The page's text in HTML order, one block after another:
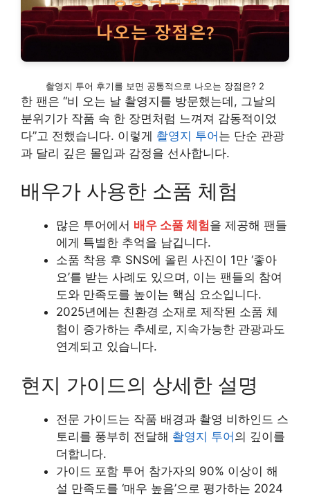
촬영지 투어 후기를 보면 공통적으로 나오는 장점은? 2
한 팬은 “비 오는 날 촬영지를 방문했는데, 그날의
분위기가 작품 속 한 장면처럼 느껴져 감동적이었
다”고 전했습니다. 이렇게 촬영지 투어는 단순 관광
과 달리 깊은 몰입과 감정을 선사합니다.
배우가 사용한 소품 체험
많은 투어에서 배우 소품 체험을 제공해 팬들
에게 특별한 추억을 남깁니다.
소품 착용 후 SNS에 올린 사진이 1만 ‘좋아
요’를 받는 사례도 있으며, 이는 팬들의 참여
도와 만족도를 높이는 핵심 요소입니다.
2025년에는 친환경 소재로 제작된 소품 체
험이 증가하는 추세로, 지속가능한 관광과도
연계되고 있습니다.
현지 가이드의 상세한 설명
전문 가이드는 작품 배경과 촬영 비하인드 스
토리를 풍부히 전달해 촬영지 투어의 깊이를
더합니다.
가이드 포함 투어 참가자의 90% 이상이 해
설 만족도를 ‘매우 높음’으로 평가하는 2024